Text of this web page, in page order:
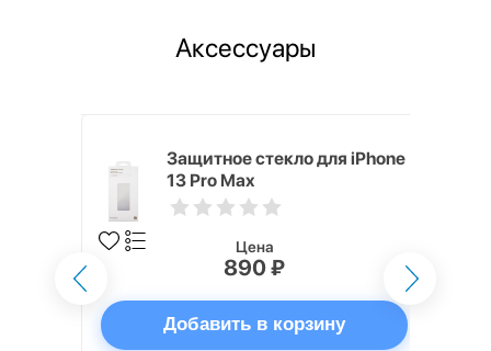
Аксессуары
Защитное стекло для iPhone
13 Pro Max
Цена
890 ₽
Добавить в корзину